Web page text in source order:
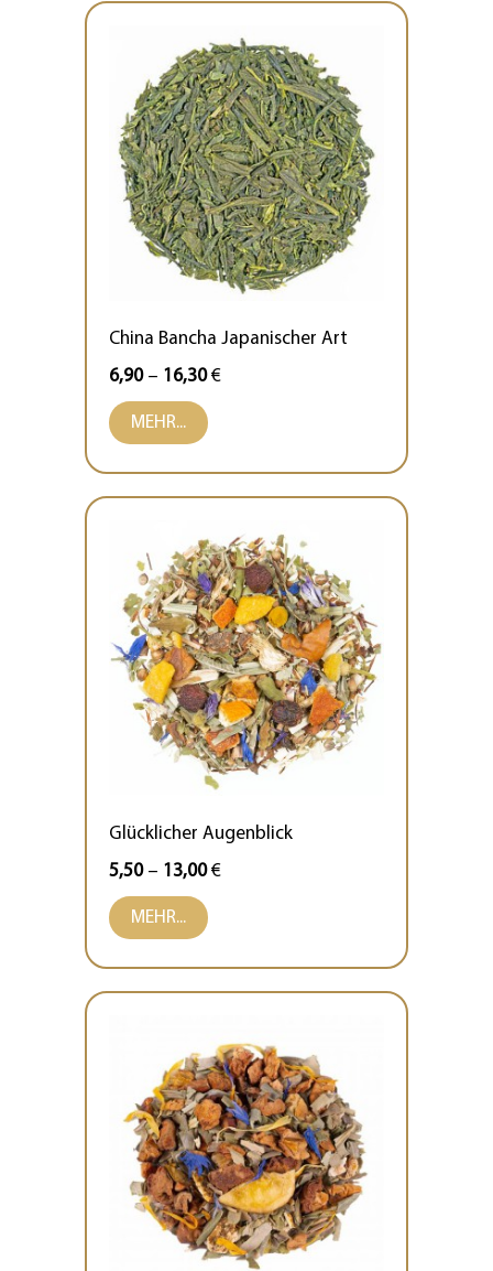
China Bancha Japanischer Art
6,90– 16,30€
MEHR...
Glücklicher Augenblick
5,50– 13,00€
MEHR...